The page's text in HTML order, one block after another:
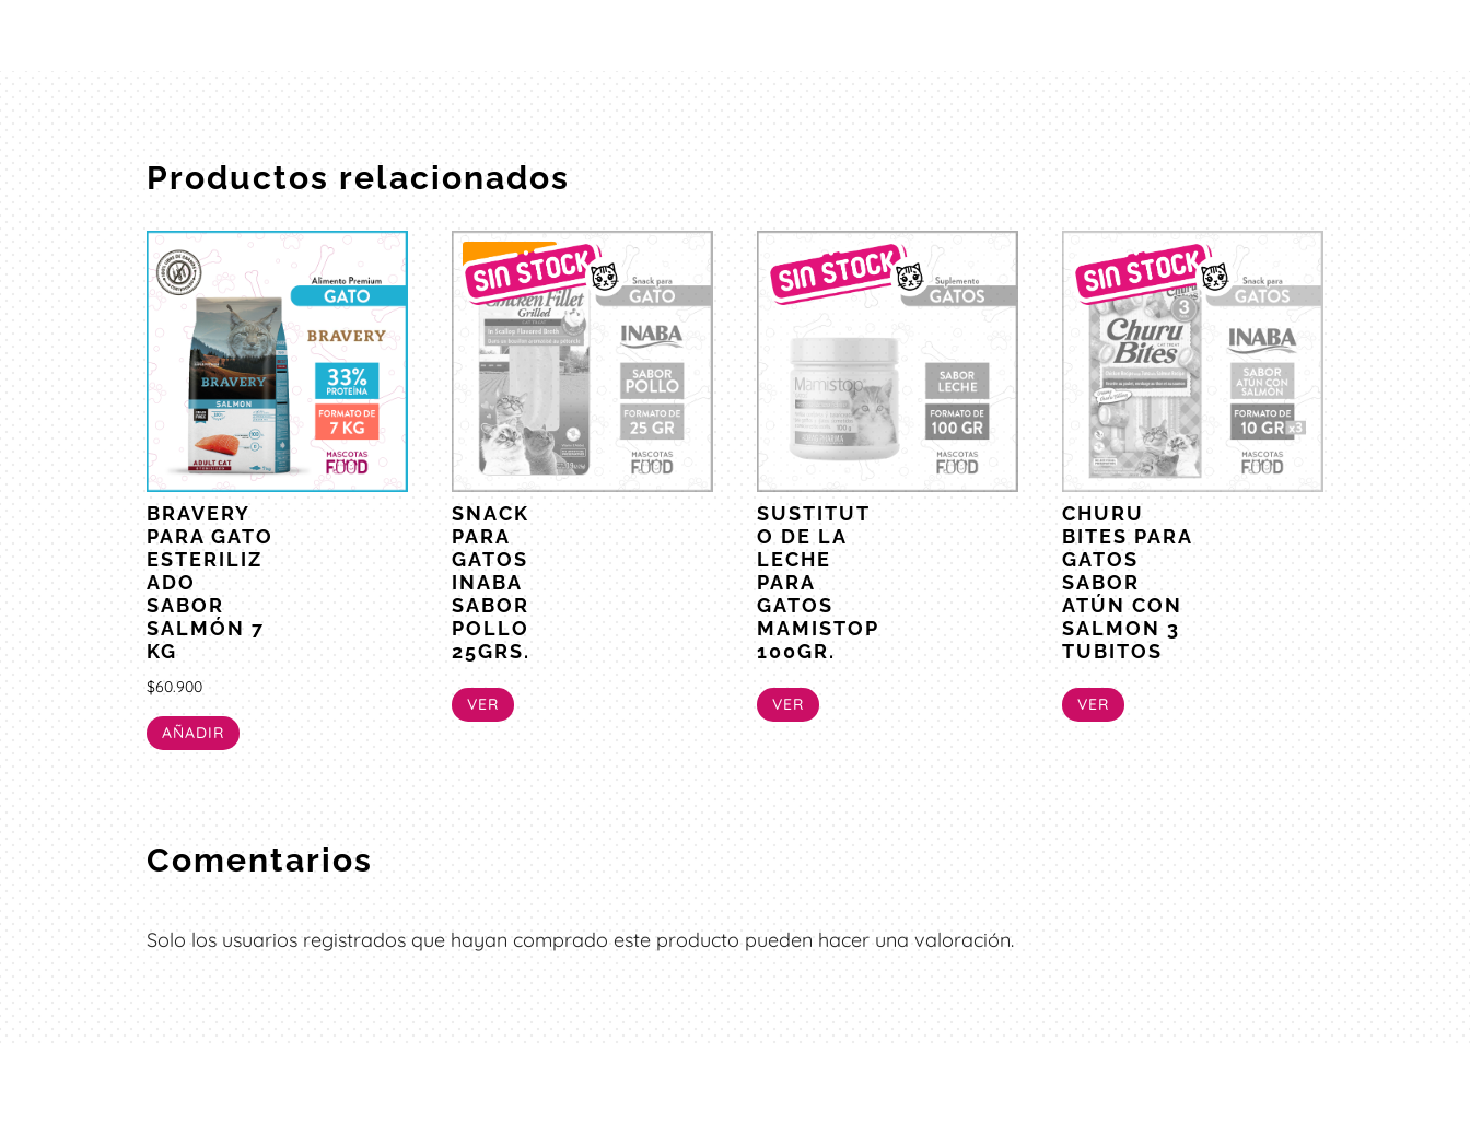
Productos relacionados
BRAVERY
PARA GATO
ESTERILIZ
ADO
SABOR
SALMÓN 7
KG
$60.900
AÑADIR
¡Oferta!
SNACK
PARA
GATOS
INABA
SABOR
POLLO
25GRS.
VER
SUSTITUT
O DE LA
LECHE
PARA
GATOS
MAMISTOP
100GR.
VER
CHURU
BITES PARA
GATOS
SABOR
ATÚN CON
SALMON 3
TUBITOS
VER
Comentarios
Solo los usuarios registrados que hayan comprado este producto pueden hacer una valoración.